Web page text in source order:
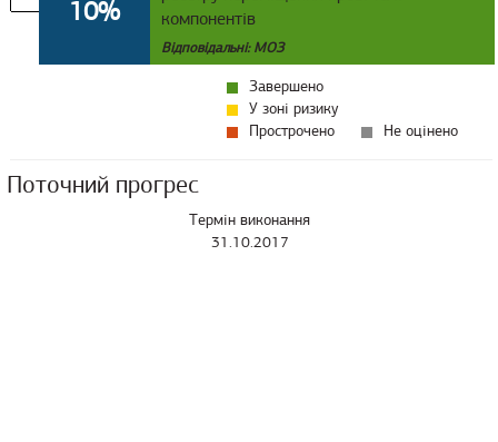
10%
компонентів
Відповідальні: МОЗ
Завершено
У зоні ризику
Прострочено
Не оцінено
Поточний прогрес
Термін виконання
31.10.2017